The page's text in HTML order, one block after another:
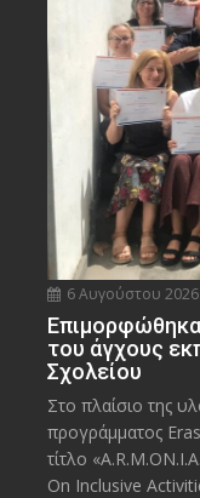
6 Αυγούστου 2026
του άγχους
Σχολείου
Στο πλαίσιο της
προγράμματος
τίτλο
On Inclusive